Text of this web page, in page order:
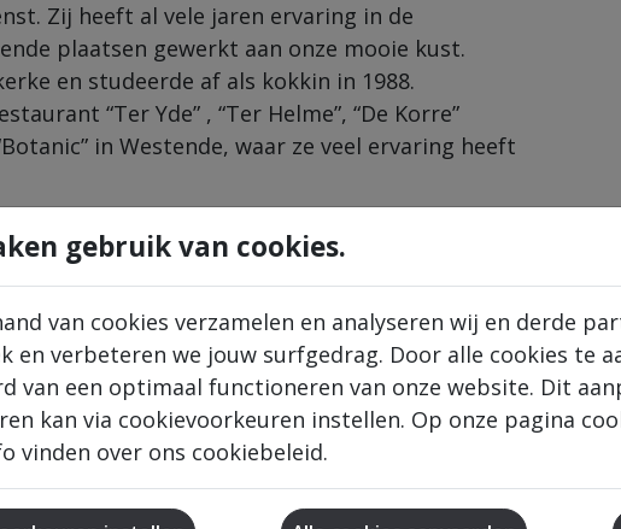
Zij heeft al vele jaren ervaring in de
plaatsen gewerkt aan onze mooie kust.
en studeerde af als kokkin in 1988.
“Ter Yde” , “Ter Helme”, “De Korre”
in Westende, waar ze veel ervaring heeft
klanten om hen smakelijke en gezellige
harte welkom.
gebruik van cookies.
van cookies verzamelen en analyseren wij en derde
en verbeteren we jouw surfgedrag. Door alle cookies te
van een optimaal functioneren van onze website. Dit
kan via cookievoorkeuren instellen. Op onze pagina
vinden over ons cookiebeleid.